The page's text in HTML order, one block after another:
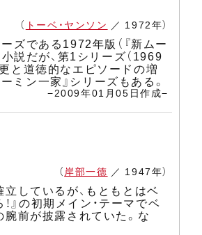
（ トーベ・ヤンソン ／ 1972年）
ズである1972年版（『新ムー
説だが、第1シリーズ（1969
と道徳的なエピソードの増
ミン一家』シリーズもある。
−2009年01月05日作成−
（岸部一徳 ／ 1947年）
しているが、もともとはベ
』の初期メイン・テーマでベ
前が披露されていた。な